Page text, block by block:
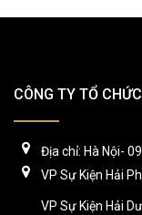
CÔNG TY TỔ
Địa chỉ: Hà Nội-
VP Sự Kiện Hải
VP Sự Kiện Hải